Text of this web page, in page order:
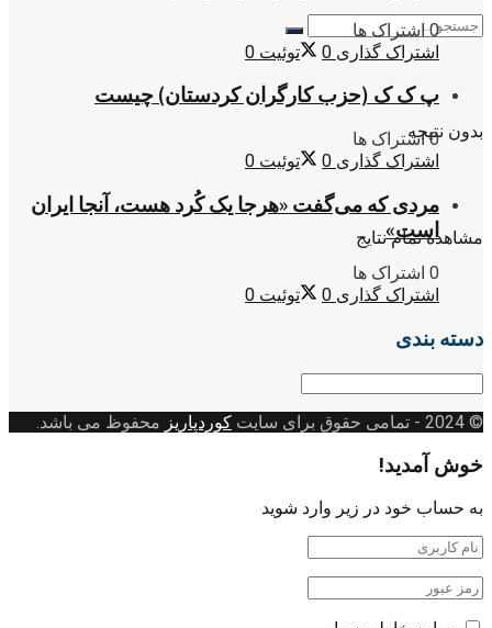
بدون نتیجه
مشاهده تمام نتایج
0 اشتراک ها
اشتراک گذاری 0 توئیت 0
پ ک ک (حزب کارگران کردستان) چیست
0 اشتراک ها
اشتراک گذاری 0 توئیت 0
مردی که می‌گفت «هرجا یک کُرد هست، آنجا ایران
است»
0 اشتراک ها
اشتراک گذاری 0 توئیت 0
دسته بندی
دسته
© 2024
- تمامی حقوق برای سایت کوردپاریز محفوظ می باشد.
خوش آمدید!
به حساب خود در زیر وارد شوید